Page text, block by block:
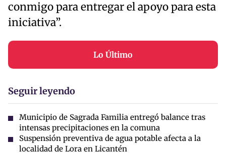
conmigo para entregar el apoyo para esta
iniciativa”.
Lo Último
Seguir leyendo
Municipio de Sagrada Familia entregó balance tras
intensas precipitaciones en la comuna
Suspensión preventiva de agua potable afecta a la
localidad de Lora en Licantén